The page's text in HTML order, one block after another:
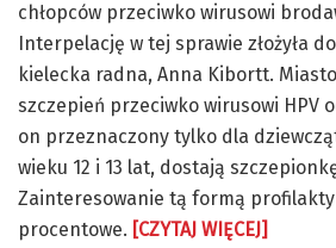
chłopców przeciwko wirusowi
Interpelację w tej sprawie złożyła
kielecka radna, Anna Kibortt.
szczepień przeciwko wirusowi HPV
on przeznaczony tylko dla
wieku 12 i 13 lat, dostają
Zainteresowanie tą formą
procentowe. [CZYTAJ WIĘCEJ]